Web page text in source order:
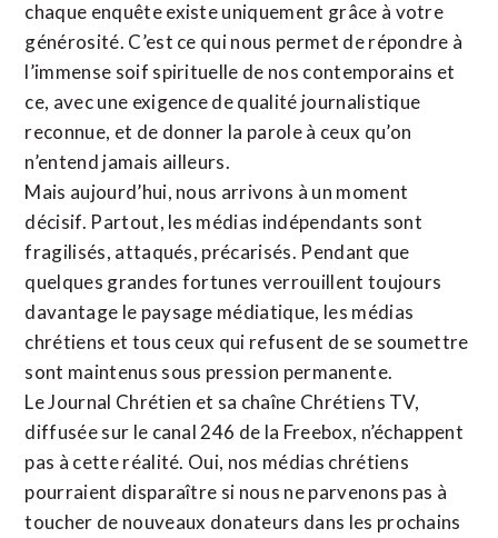
chaque enquête existe uniquement grâce à votre
générosité. C’est ce qui nous permet de répondre à
l’immense soif spirituelle de nos contemporains et
ce, avec une exigence de qualité journalistique
reconnue, et de donner la parole à ceux qu’on
n’entend jamais ailleurs.
Mais aujourd’hui, nous arrivons à un moment
décisif. Partout, les médias indépendants sont
fragilisés, attaqués, précarisés. Pendant que
quelques grandes fortunes verrouillent toujours
davantage le paysage médiatique, les médias
chrétiens et tous ceux qui refusent de se soumettre
sont maintenus sous pression permanente.
Le Journal Chrétien et sa chaîne Chrétiens TV,
diffusée sur le canal 246 de la Freebox, n’échappent
pas à cette réalité. Oui, nos médias chrétiens
pourraient disparaître si nous ne parvenons pas à
toucher de nouveaux donateurs dans les prochains